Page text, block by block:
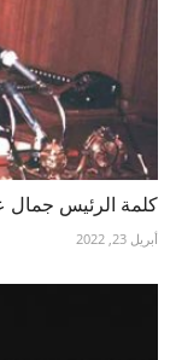
كلمة الرئيس جمال
أبريل 23, 2022